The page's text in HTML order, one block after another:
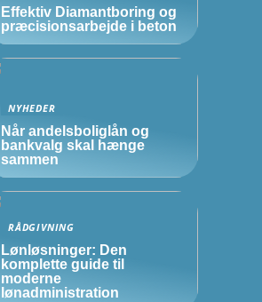
Effektiv Diamantboring og
præcisionsarbejde i beton
NYHEDER
Når andelsboliglån og
bankvalg skal hænge
sammen
RÅDGIVNING
Lønløsninger: Den
komplette guide til
moderne
lønadministration